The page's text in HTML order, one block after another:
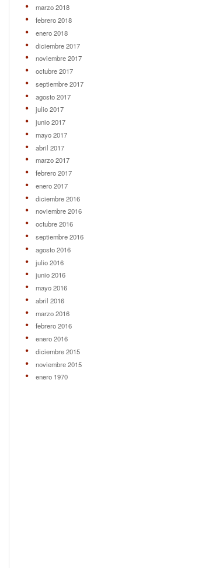
marzo 2018
febrero 2018
enero 2018
diciembre 2017
noviembre 2017
octubre 2017
septiembre 2017
agosto 2017
julio 2017
junio 2017
mayo 2017
abril 2017
marzo 2017
febrero 2017
enero 2017
diciembre 2016
noviembre 2016
octubre 2016
septiembre 2016
agosto 2016
julio 2016
junio 2016
mayo 2016
abril 2016
marzo 2016
febrero 2016
enero 2016
diciembre 2015
noviembre 2015
enero 1970